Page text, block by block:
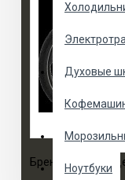
Духовые
Ноутбуки
Бренд: Kugoo